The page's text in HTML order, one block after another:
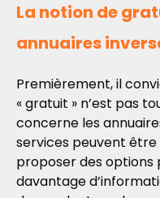
La notion de
annuaires
Premièrement, il
« gratuit » n’est pas
concerne les
services peuvent être
proposer des
davantage